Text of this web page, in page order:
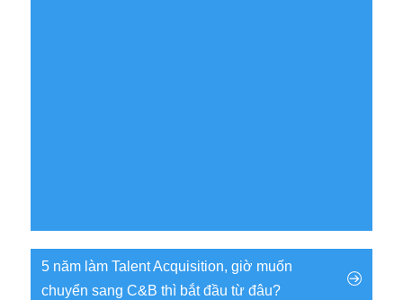
5 năm làm Talent Acquisition, giờ muốn
chuyển sang C&B thì bắt đầu từ đâu?